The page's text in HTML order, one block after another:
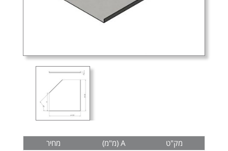
מק"ט A (מ"מ)
מחיר